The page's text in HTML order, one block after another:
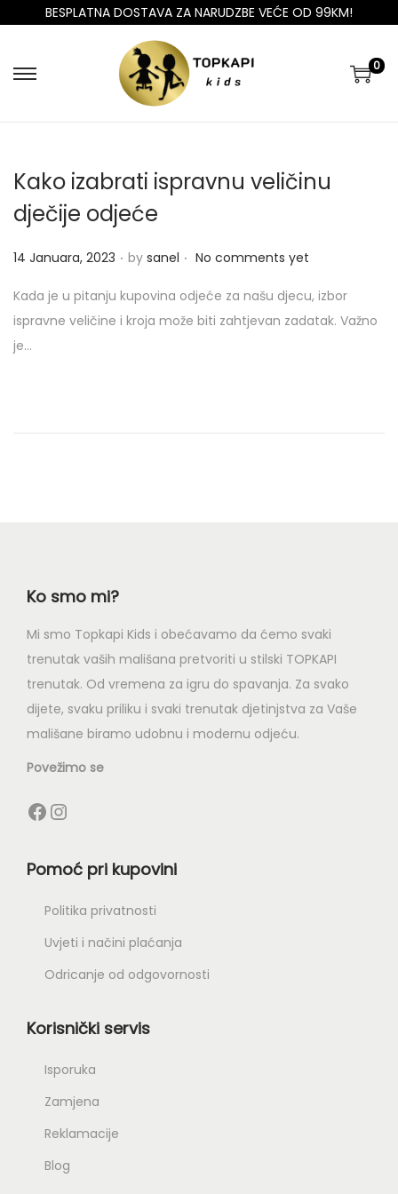
BESPLATNA DOSTAVA ZA NARUDZBE VEĆE OD 99KM!
0
Kako izabrati ispravnu veličinu
dječije odjeće
P
s
t
e
14 Januara, 2023 . by sanel . No comments yet
Kada je u pitanju kupovina odjeće za našu djecu, izbor
ispravne veličine i kroja može biti zahtjevan zadatak. Važno
je…
Ko smo mi?
Mi smo Topkapi Kids i obećavamo da ćemo svaki
trenutak vaših mališana pretvoriti u stilski TOPKAPI
trenutak. Od vremena za igru do spavanja. Za svako
dijete, svaku priliku i svaki trenutak djetinjstva za Vaše
mališane biramo udobnu i modernu odjeću.
Povežimo se
Pomoć pri kupovini
Politika privatnosti
Uvjeti i načini plaćanja
Odricanje od odgovornosti
Korisnički servis
Isporuka
Zamjena
Reklamacije
Blog